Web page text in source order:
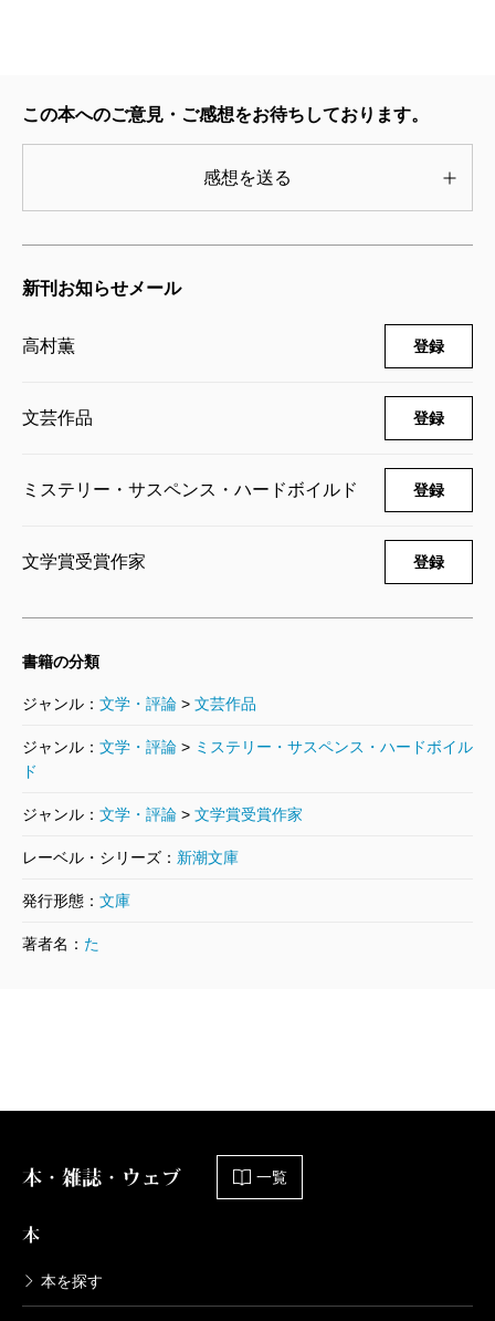
この本へのご意見・ご感想をお待ちしております。
感想を送る
新刊お知らせメール
高村薫 登録
文芸作品 登録
ミステリー・サスペンス・ハードボイルド 登録
文学賞受賞作家 登録
書籍の分類
ジャンル： 文学・評論 > 文芸作品
ジャンル： 文学・評論 > ミステリー・サスペンス・ハードボイル
ド
ジャンル： 文学・評論 > 文学賞受賞作家
レーベル・シリーズ： 新潮文庫
発行形態： 文庫
著者名： た
本・雑誌・ウェブ 一覧
本
本を探す